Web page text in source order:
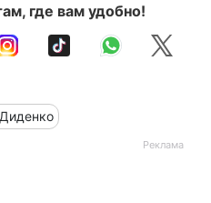
где вам удобно!